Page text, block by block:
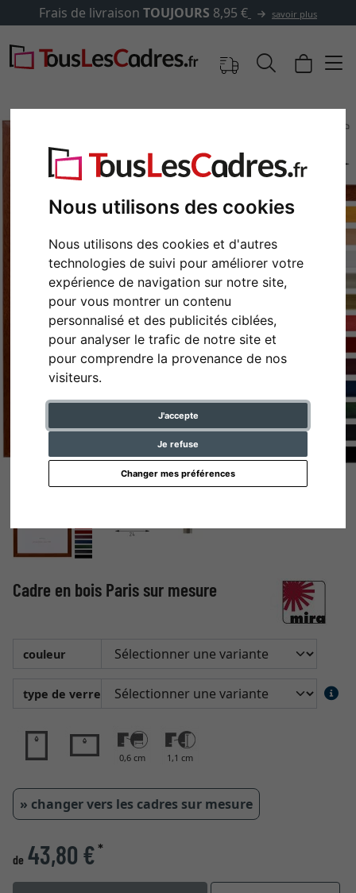
Nous utilisons des cookies
Nous utilisons des cookies et d'autres
technologies de suivi pour améliorer votre
expérience de navigation sur notre site,
pour vous montrer un contenu
personnalisé et des publicités ciblées,
pour analyser le trafic de notre site et
pour comprendre la provenance de nos
visiteurs.
J'accepte
Je refuse
Changer mes préférences
Frais de livraisonTOUJOURS8,95 € savoir plus
Retour
Cadre en bois Paris sur mesure
couleur
type de verre
0,6 cm 1,1 cm
» changer vers les cadres sur mesure
de 43,80 €*